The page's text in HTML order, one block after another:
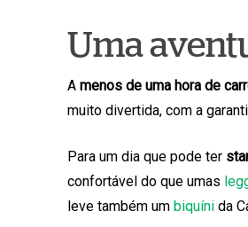
Uma
A menos de uma hora de
muito divertida, com a
Para um dia que pode ter
confortável do que umas
leve também um biquínida